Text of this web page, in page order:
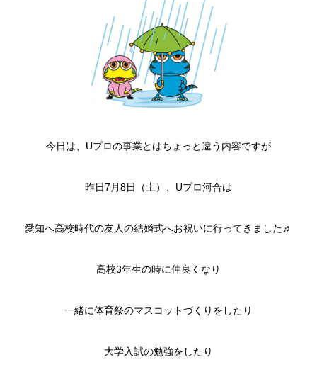
今日は、Uプロの事業とはちょっと違う内容ですが
昨日7月8日（土）、Uプロ河合は
愛知へ高校時代の友人の結婚式へお祝いに行ってきました♬
高校3年生の時に仲良くなり
一緒に体育祭のマスコットづくりをしたり
大学入試の勉強をしたり